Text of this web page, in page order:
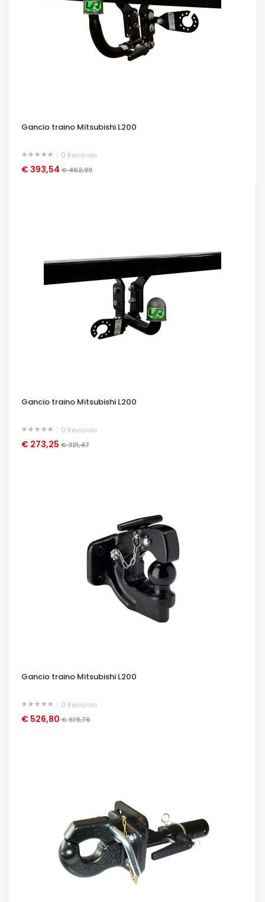
Gancio traino Mitsubishi L200
0 Revisioni
€ 393,54 € 462,99
OCCHIATA VELOCE
Gancio traino Mitsubishi L200
0 Revisioni
€ 273,25 € 321,47
OCCHIATA VELOCE
Gancio traino Mitsubishi L200
0 Revisioni
€ 526,80 € 619,76
OCCHIATA VELOCE